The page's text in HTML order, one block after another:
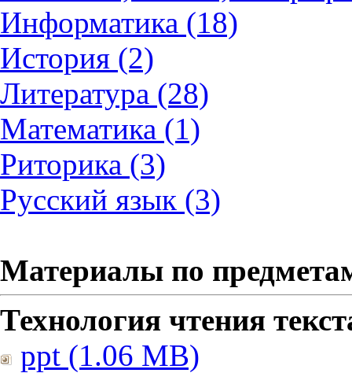
Информатика (18)
История (2)
Литература (28)
Математика (1)
Риторика (3)
Русский язык (3)
Материалы по
Технология чтения
ppt (1.06 MB)